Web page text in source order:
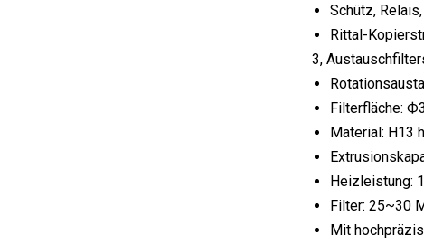
Schütz,
Rittal-
3,
Filterfläche:
Material: H13
Heizleistung:
Filter: 25~30
Mit